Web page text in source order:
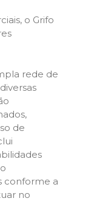
o Grifo
rede de
de
conforme a
no